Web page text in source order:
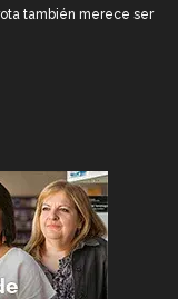
también merece ser